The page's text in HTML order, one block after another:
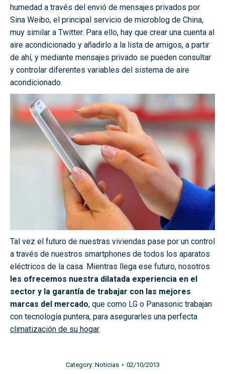
humedad a través del envió de mensajes privados por
Sina Weibo, el principal servicio de microblog de China,
muy similar a Twitter. Para ello, hay que crear una cuenta al
aire acondicionado y añadirlo a la lista de amigos, a partir
de ahí, y mediante mensajes privado se pueden consultar
y controlar diferentes variables del sistema de aire
acondicionado.
Tal vez el futuro de nuestras viviendas pase por un control
a través de nuestros smartphones de todos los aparatos
eléctricos de la casa. Mientras llega ese futuro, nosotros
les ofrecemos nuestra dilatada experiencia en el
sector y la garantía de trabajar con las mejores
marcas del mercado, que como LG o Panasonic trabajan
con tecnología puntera, para asegurarles una perfecta
climatización de su hogar.
Category: Noticias 02/10/2013